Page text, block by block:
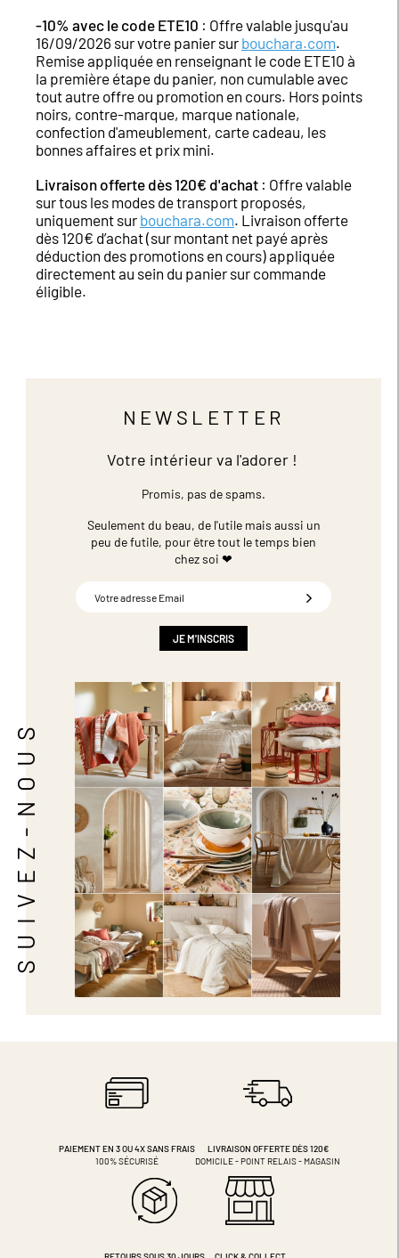
-10% avec le code ETE10 : Offre valable jusqu'au
16/09/2026 sur votre panier sur bouchara.com.
Remise appliquée en renseignant le code ETE10 à
la première étape du panier, non cumulable avec
tout autre offre ou promotion en cours. Hors points
noirs, contre-marque, marque nationale,
confection d'ameublement, carte cadeau, les
bonnes affaires et prix mini.
Livraison offerte dès 120€ d'achat : Offre valable
sur tous les modes de transport proposés,
uniquement sur bouchara.com. Livraison offerte
dès 120€ d’achat (sur montant net payé après
déduction des promotions en cours) appliquée
directement au sein du panier sur commande
éligible.
SUIVEZ-NOUS
NEWSLETTER
Votre intérieur va l'adorer !
Promis, pas de spams.
Seulement du beau, de l'utile mais aussi un
peu de futile, pour être tout le temps bien
chez soi ❤
JE M'INSCRIS
PAIEMENT EN 3 OU 4XSANS FRAIS
100% SÉCURISÉ
LIVRAISON OFFERTE DÈS 120€
DOMICILE - POINT RELAIS - MAGASIN